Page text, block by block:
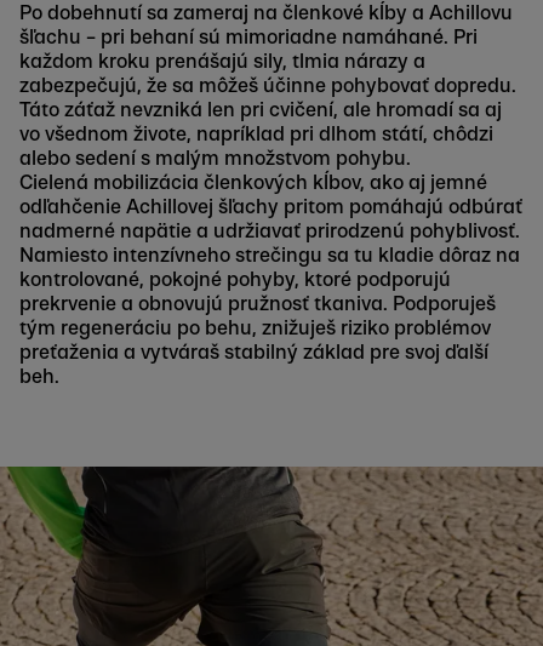
Po dobehnutí sa zameraj na členkové kĺby a Achillovu
šľachu – pri behaní sú mimoriadne namáhané. Pri
každom kroku prenášajú sily, tlmia nárazy a
zabezpečujú, že sa môžeš účinne pohybovať dopredu.
Táto záťaž nevzniká len pri cvičení, ale hromadí sa aj
vo všednom živote, napríklad pri dlhom státí, chôdzi
alebo sedení s malým množstvom pohybu.
Cielená mobilizácia členkových kĺbov, ako aj jemné
odľahčenie Achillovej šľachy pritom pomáhajú odbúrať
nadmerné napätie a udržiavať prirodzenú pohyblivosť.
Namiesto intenzívneho strečingu sa tu kladie dôraz na
kontrolované, pokojné pohyby, ktoré podporujú
prekrvenie a obnovujú pružnosť tkaniva. Podporuješ
tým regeneráciu po behu, znižuješ riziko problémov
preťaženia a vytváraš stabilný základ pre svoj ďalší
beh.